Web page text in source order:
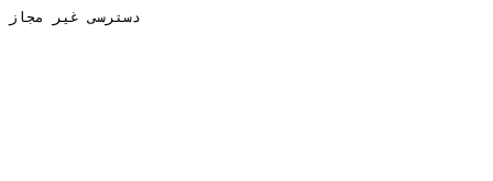
دسترسی غیر مجاز